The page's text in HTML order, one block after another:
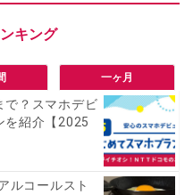
一ヶ月
で？スマホデビ
を紹介【2025
ルコールスト